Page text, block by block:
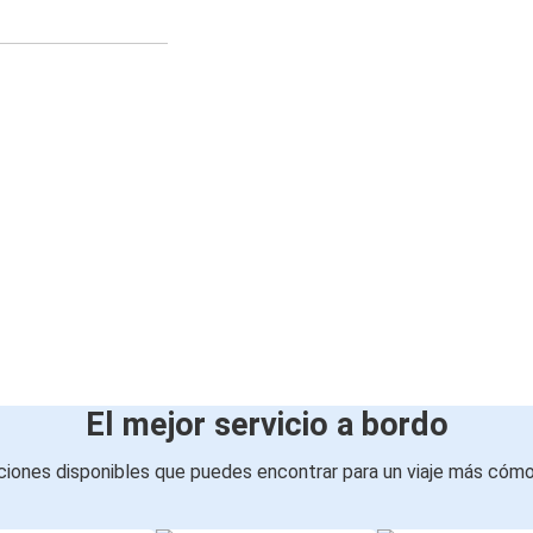
El mejor servicio a bordo
disponibles que puedes encontrar para un viaje más